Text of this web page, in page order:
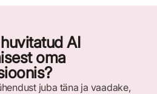
AI
oma
juba täna ja vaadake,